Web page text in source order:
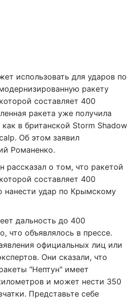
использовать для ударов по
ракету
составляет 400
ракета уже получила
в британской Storm Shadow
Об этом заявил
Романенко.
рассказал о том, что ракетой
составляет 400
нанести удар по Крымскому
дальность до 400
что объявлялось в прессе.
официальных лиц или
Они сказали, что
"Нептун" имеет
и может нести 350
Представьте себе